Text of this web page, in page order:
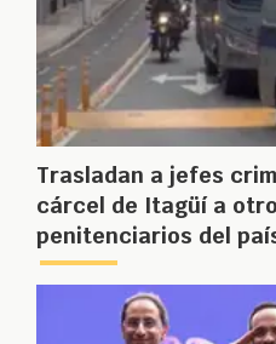
Trasladan a jefes
cárcel de Itagüí a
penitenciarios del